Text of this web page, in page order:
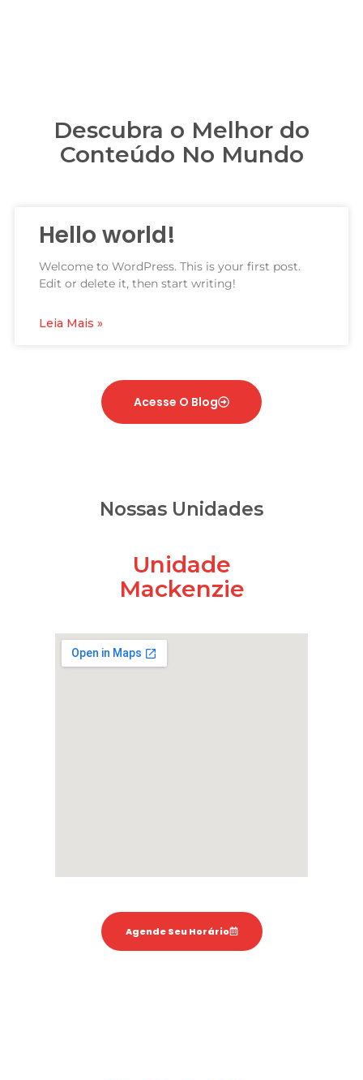
Descubra o Melhor do
Conteúdo No Mundo
Hello world!
Welcome to WordPress. This is your first post.
Edit or delete it, then start writing!
Leia Mais »
Acesse O Blog
Nossas Unidades
Unidade
Mackenzie
Agende Seu Horário